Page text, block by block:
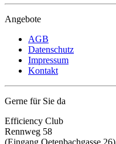
Angebote
AGB
Datenschutz
Impressum
Kontakt
Gerne für Sie da
Efficiency Club
Rennweg 58
(Eingang Oetenbachgasse 26)